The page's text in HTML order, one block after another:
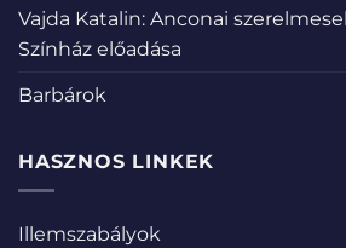
Vajda Katalin: Anconai
Színház előadása
Barbárok
HASZNOS LINKEK
Illemszabályok